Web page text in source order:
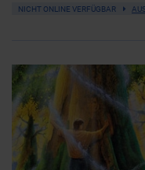
NICHT ONLINE VERFÜGBAR